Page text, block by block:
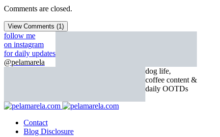
Comments are closed.
View Comments (1)
follow me
on instagram
for daily updates
@pelamarela
dog life,
coffee content &
daily OOTDs
Contact
Blog Disclosure